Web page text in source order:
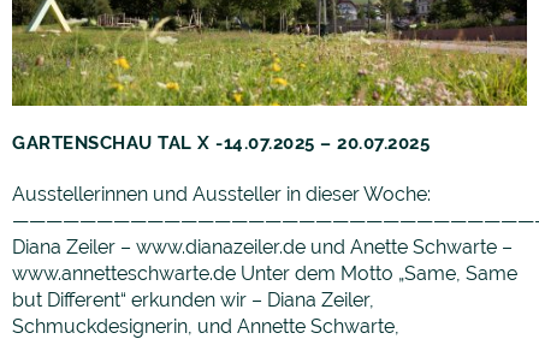
GARTENSCHAU TAL X -14.07.2025 – 20.07.2025
Ausstellerinnen und Aussteller in dieser Woche:
Diana Zeiler – www.dianazeiler.de und Anette Schwarte –
www.annetteschwarte.de Unter dem Motto „Same, Same
but Different“ erkunden wir – Diana Zeiler,
Schmuckdesignerin, und Annette Schwarte,